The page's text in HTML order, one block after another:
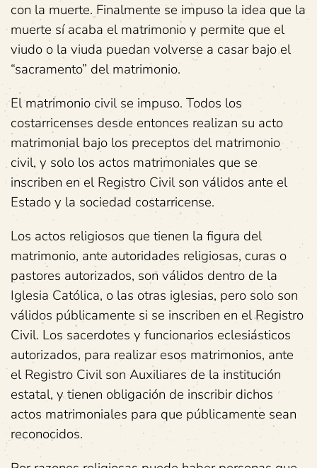
con la muerte. Finalmente se impuso la idea que la
muerte sí acaba el matrimonio y permite que el
viudo o la viuda puedan volverse a casar bajo el
“sacramento” del matrimonio.
El matrimonio civil se impuso. Todos los
costarricenses desde entonces realizan su acto
matrimonial bajo los preceptos del matrimonio
civil, y solo los actos matrimoniales que se
inscriben en el Registro Civil son válidos ante el
Estado y la sociedad costarricense.
Los actos religiosos que tienen la figura del
matrimonio, ante autoridades religiosas, curas o
pastores autorizados, son válidos dentro de la
Iglesia Católica, o las otras iglesias, pero solo son
válidos públicamente si se inscriben en el Registro
Civil. Los sacerdotes y funcionarios eclesiásticos
autorizados, para realizar esos matrimonios, ante
el Registro Civil son Auxiliares de la institución
estatal, y tienen obligación de inscribir dichos
actos matrimoniales para que públicamente sean
reconocidos.